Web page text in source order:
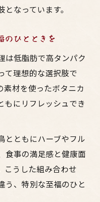
なっています。
のひとときを
は低脂肪で高タンパク
て理想的な選択肢で
素材を使ったボタニカ
もにリフレッシュでき
とともにハーブやフル
食事の満足感と健康面
こうした組み合わせ
う、特別な至福のひと